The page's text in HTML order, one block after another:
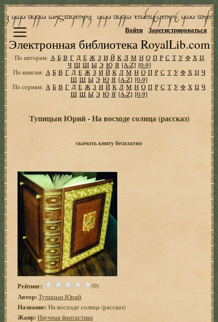
Электронная библиотека RoyalLib.com
Войти Зарегистрироваться
По авторам: А Б В Г Д Е Ж З И Й К Л М Н О П Р С Т У Ф Х Ц
Ч Ш Щ Ы Э Ю Я [A-Z] [0-9]
По книгам: А Б В Г Д Е Ж З И Й К Л М Н О П Р С Т У Ф Х Ц Ч
Ш Щ Ы Э Ю Я [A-Z] [0-9]
По сериям: А Б В Г Д Е Ж З И Й К Л М Н О П Р С Т У Ф Х Ц Ч
Ш Щ Ы Э Ю Я [A-Z] [0-9]
Тупицын Юрий - На восходе солнца (рассказ)
скачать книгу бесплатно
Рейтинг: (0)
Автор: Тупицын Юрий
Название: На восходе солнца (рассказ)
Жанр: Научная фантастика